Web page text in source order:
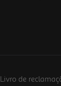
Livro de